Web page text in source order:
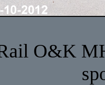
O&K